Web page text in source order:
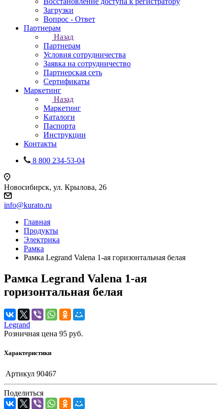
Загрузки
Вопрос - Ответ
Партнерам
Назад
Партнерам
Условия сотрудничества
Заявка на сотрудничество
Партнерская сеть
Сертификаты
Маркетинг
Назад
Маркетинг
Каталоги
Паспорта
Инструкции
Контакты
8 800 234-53-04
Новосибирск, ул. Крылова, 26
info@kurato.ru
Главная
Продукты
Электрика
Рамка
Рамка Legrand Valena 1-ая горизонтальная белая
Рамка Legrand Valena 1-ая
горизонтальная белая
Legrand
Розничная цена 95 руб.
Характеристики
Артикул 90467
Поделиться